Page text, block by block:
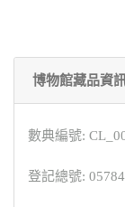
博物館藏品資
數典編號:
登記總號: 05784